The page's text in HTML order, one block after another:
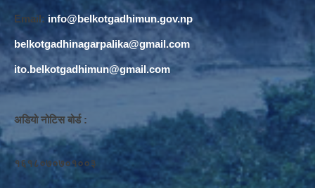
Email: info@belkotgadhimun.gov.np
belkotgadhinagarpalika@gmail.com
ito.belkotgadhimun@gmail.com
अडियो नोटिस बोर्ड :
१६१८०७०७०१००३